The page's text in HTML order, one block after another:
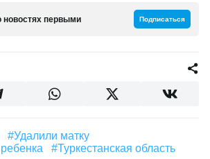
новостях первыми Подписаться
#удалили матку
ребенка
#Туркестанская область